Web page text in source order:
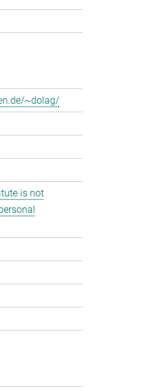
~dolag/
is not